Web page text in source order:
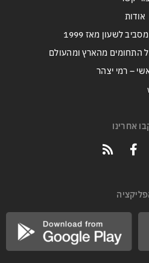
אודות
לשעון מאז 1999
התחומים מהארץ ומהעולם
– רמי יצהר
אחרינו